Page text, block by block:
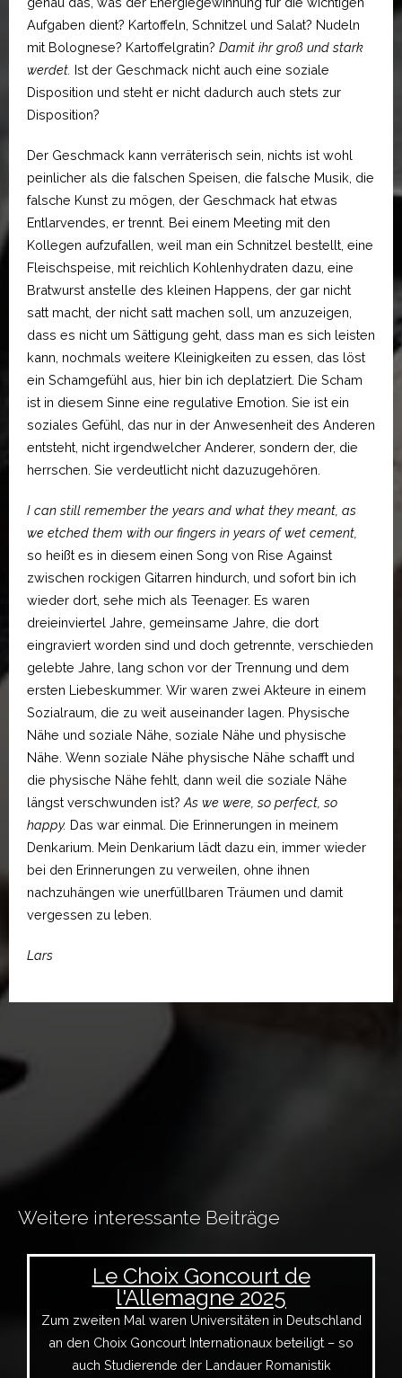
Aufgaben dient? Kartoffeln, Schnitzel und Salat? Nudeln
mit Bolognese? Kartoffelgratin? Damit ihr groß und stark
werdet. Ist der Geschmack nicht auch eine soziale
Disposition und steht er nicht dadurch auch stets zur
Disposition?
Der Geschmack kann verräterisch sein, nichts ist wohl
peinlicher als die falschen Speisen, die falsche Musik, die
falsche Kunst zu mögen, der Geschmack hat etwas
Entlarvendes, er trennt. Bei einem Meeting mit den
Kollegen aufzufallen, weil man ein Schnitzel bestellt, eine
Fleischspeise, mit reichlich Kohlenhydraten dazu, eine
Bratwurst anstelle des kleinen Happens, der gar nicht
satt macht, der nicht satt machen soll, um anzuzeigen,
dass es nicht um Sättigung geht, dass man es sich leisten
kann, nochmals weitere Kleinigkeiten zu essen, das löst
ein Schamgefühl aus, hier bin ich deplatziert. Die Scham
ist in diesem Sinne eine regulative Emotion. Sie ist ein
soziales Gefühl, das nur in der Anwesenheit des Anderen
entsteht, nicht irgendwelcher Anderer, sondern der, die
herrschen. Sie verdeutlicht nicht dazuzugehören.
I can still remember the years and what they meant, as
we etched them with our fingers in years of wet cement,
so heißt es in diesem einen Song von Rise Against
zwischen rockigen Gitarren hindurch, und sofort bin ich
wieder dort, sehe mich als Teenager. Es waren
dreieinviertel Jahre, gemeinsame Jahre, die dort
eingraviert worden sind und doch getrennte, verschieden
gelebte Jahre, lang schon vor der Trennung und dem
ersten Liebeskummer. Wir waren zwei Akteure in einem
Sozialraum, die zu weit auseinander lagen. Physische
Nähe und soziale Nähe, soziale Nähe und physische
Nähe. Wenn soziale Nähe physische Nähe schafft und
die physische Nähe fehlt, dann weil die soziale Nähe
längst verschwunden ist? As we were, so perfect, so
happy. Das war einmal. Die Erinnerungen in meinem
Denkarium. Mein Denkarium lädt dazu ein, immer wieder
bei den Erinnerungen zu verweilen, ohne ihnen
nachzuhängen wie unerfüllbaren Träumen und damit
vergessen zu leben.
Lars
Weitere interessante Beiträge
Le Choix Goncourt de
l'Allemagne 2025
Zum zweiten Mal waren Universitäten in Deutschland
an den Choix Goncourt Internationaux beteiligt – so
auch Studierende der Landauer Romanistik